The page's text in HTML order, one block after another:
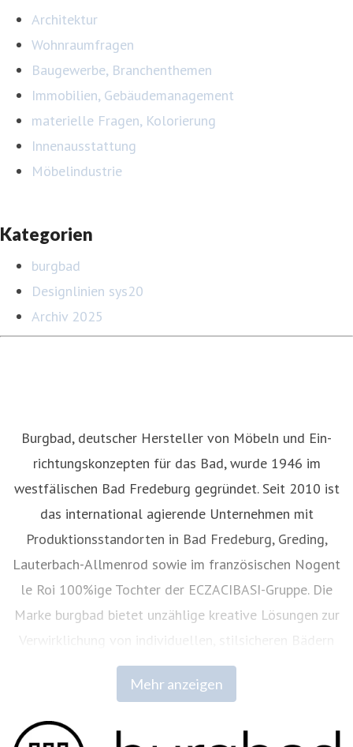
Architektur
Wohnraumfragen
Baugewerbe, Branchenthemen
Immobilien, Gebäudemanagement
materielle Fragen, Kolorierung
Innenausstattung
Möbelindustrie
Kategorien
burgbad
Designlinien sys20
Archiv 2025
Burgbad, deutscher Hersteller von Möbeln und Ein­
richtungskonzepten für das Bad, wurde 1946 im
westfälischen Bad Fredeburg gegründet. Seit 2010 ist
das international agierende Unternehmen mit
Produktionsstandorten in Bad Fredeburg, Greding,
Lauterbach-Allmenrod sowie im französischen Nogent
le Roi 100%ige Tochter der ECZACIBASI­-Gruppe. Die
Marke burgbad bietet unzählige kreative Lösungen zur
Verwirklichung von individuellen, stilsicheren Bädern
in hoher ästhetischer und technischer
Qualität.www.burgbad.com
Mehr anzeigen